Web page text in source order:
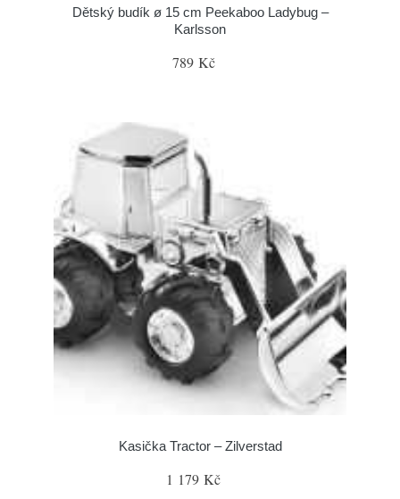
Dětský budík ø 15 cm Peekaboo Ladybug –
Karlsson
789 Kč
Kasička Tractor – Zilverstad
1 179 Kč